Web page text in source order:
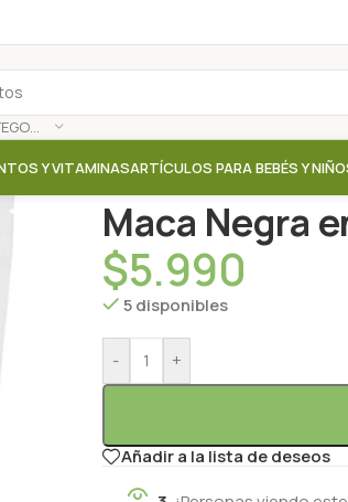
SELECCIONAR CATEGORÍA
Y VITAMINASARTÍCULOS PARA BEBÉS Y
Maca Negra
$5.990
5 disponibles
- +
Añadir a la lista de deseos